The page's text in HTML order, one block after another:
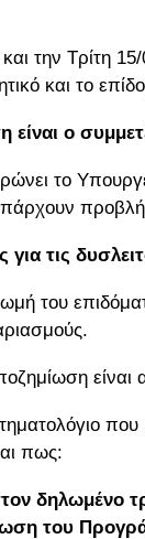
την Τρίτη
και το
ο
το
για τις
του
πως:
δηλωμένο
του